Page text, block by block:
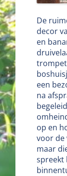
De
decor
en
een
na
op en
voor de
maar
spreekt